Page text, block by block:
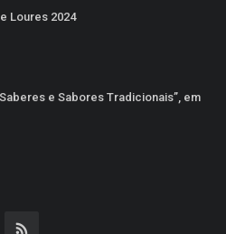
Loures 2024
e Sabores Tradicionais”, em